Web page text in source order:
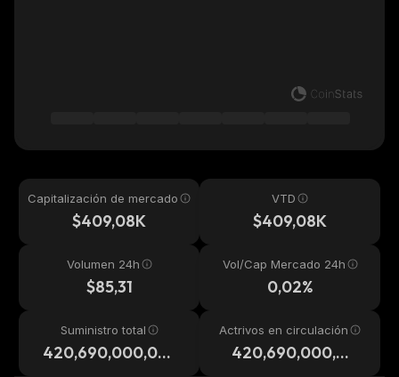
Capitalización de mercado
$409,08K
VTD
$409,08K
Volumen 24h
$85,31
Vol/Cap Mercado 24h
0,02%
Suministro total
420,690,000,00
Actrivos en circulación
420,690,000,00